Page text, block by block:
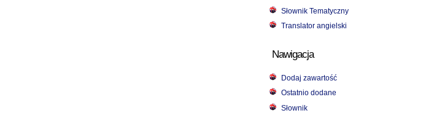
Słownik Tematyczny
Translator angielski
Nawigacja
Dodaj zawartość
Ostatnio dodane
Słownik